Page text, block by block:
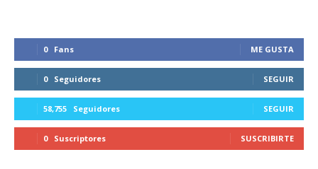
0 Fans ME GUSTA
0 Seguidores SEGUIR
58,755 Seguidores SEGUIR
0 Suscriptores SUSCRIBIRTE